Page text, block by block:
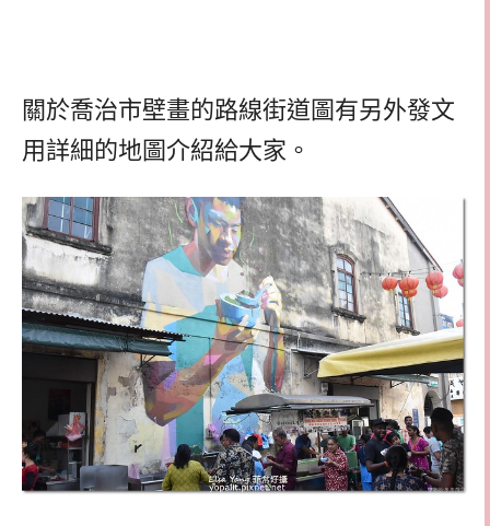
關於喬治市壁畫的路線街道圖有另外發文
用詳細的地圖介紹給大家。